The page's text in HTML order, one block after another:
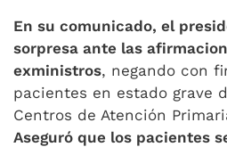
En su comunicado, el
sorpresa ante las
exministros, negando con
pacientes en estado grave
Centros de Atención
Aseguró que los pacientes